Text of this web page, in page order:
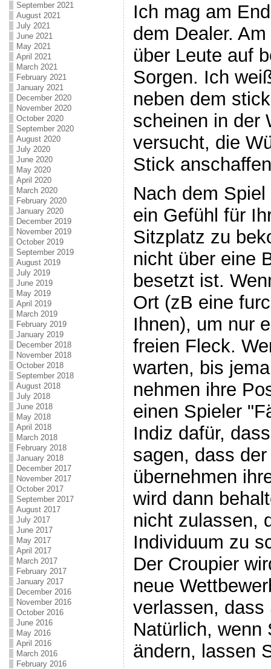
September 2021
August 2021
July 2021
June 2021
May 2021
April 2021
March 2021
February 2021
January 2021
December 2020
November 2020
October 2020
September 2020
August 2020
July 2020
June 2020
May 2020
April 2020
March 2020
February 2020
January 2020
December 2019
November 2019
October 2019
September 2019
August 2019
July 2019
June 2019
May 2019
April 2019
March 2019
February 2019
January 2019
December 2018
November 2018
October 2018
September 2018
August 2018
July 2018
June 2018
May 2018
April 2018
March 2018
February 2018
January 2018
December 2017
November 2017
October 2017
September 2017
August 2017
July 2017
June 2017
May 2017
April 2017
March 2017
February 2017
January 2017
December 2016
November 2016
October 2016
June 2016
May 2016
April 2016
March 2016
February 2016
Ich mag am
dem Dealer.
über Leute auf
Sorgen. Ich
neben dem
scheinen in der
versucht, die
Stick
Nach dem
ein Gefühl für
Sitzplatz zu
nicht über eine
besetzt ist.
Ort (zB eine
Ihnen), um nur
freien Fleck.
warten, bis
nehmen ihre
einen Spieler
Indiz dafür,
sagen, dass
übernehmen
wird dann
nicht zulassen,
Individuum zu
Der Croupier
neue
verlassen, dass
Natürlich, wenn
ändern, lassen